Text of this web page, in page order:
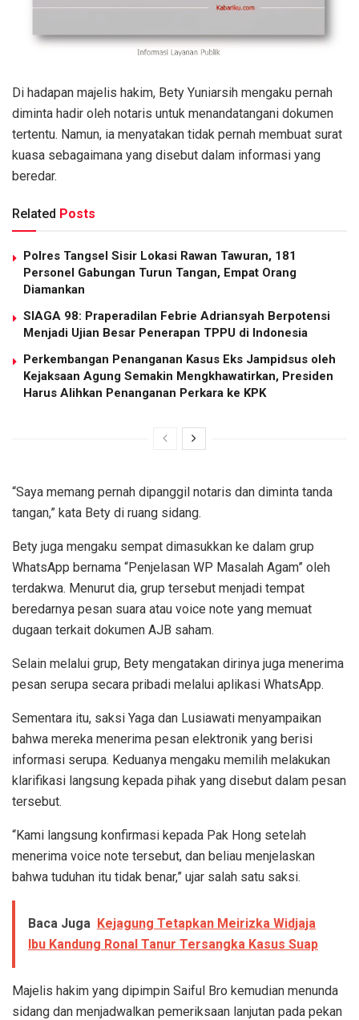
Di hadapan majelis hakim, Bety Yuniarsih mengaku pernah
diminta hadir oleh notaris untuk menandatangani dokumen
tertentu. Namun, ia menyatakan tidak pernah membuat surat
kuasa sebagaimana yang disebut dalam informasi yang
beredar.
Related Posts
Polres Tangsel Sisir Lokasi Rawan Tawuran, 181
Personel Gabungan Turun Tangan, Empat Orang
Diamankan
SIAGA 98: Praperadilan Febrie Adriansyah Berpotensi
Menjadi Ujian Besar Penerapan TPPU di Indonesia
Perkembangan Penanganan Kasus Eks Jampidsus oleh
Kejaksaan Agung Semakin Mengkhawatirkan, Presiden
Harus Alihkan Penanganan Perkara ke KPK
“Saya memang pernah dipanggil notaris dan diminta tanda
tangan,” kata Bety di ruang sidang.
Bety juga mengaku sempat dimasukkan ke dalam grup
WhatsApp bernama “Penjelasan WP Masalah Agam” oleh
terdakwa. Menurut dia, grup tersebut menjadi tempat
beredarnya pesan suara atau voice note yang memuat
dugaan terkait dokumen AJB saham.
Selain melalui grup, Bety mengatakan dirinya juga menerima
pesan serupa secara pribadi melalui aplikasi WhatsApp.
Sementara itu, saksi Yaga dan Lusiawati menyampaikan
bahwa mereka menerima pesan elektronik yang berisi
informasi serupa. Keduanya mengaku memilih melakukan
klarifikasi langsung kepada pihak yang disebut dalam pesan
tersebut.
“Kami langsung konfirmasi kepada Pak Hong setelah
menerima voice note tersebut, dan beliau menjelaskan
bahwa tuduhan itu tidak benar,” ujar salah satu saksi.
Baca Juga Kejagung Tetapkan Meirizka Widjaja
Ibu Kandung Ronal Tanur Tersangka Kasus Suap
Majelis hakim yang dipimpin Saiful Bro kemudian menunda
sidang dan menjadwalkan pemeriksaan lanjutan pada pekan